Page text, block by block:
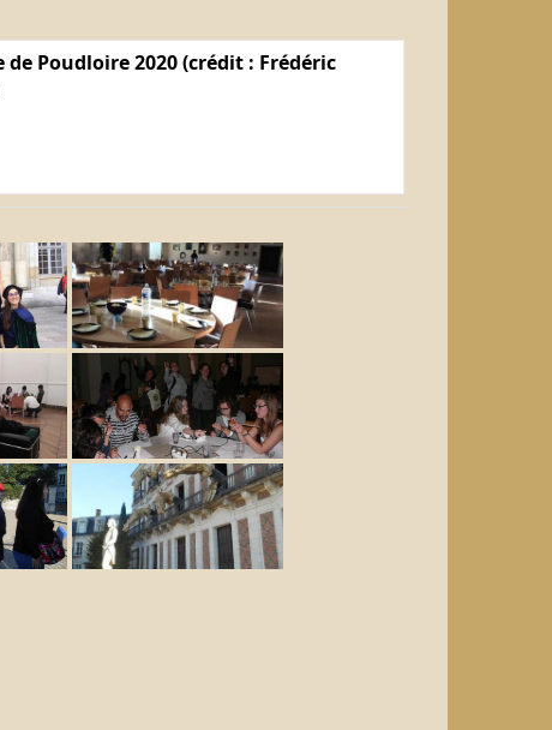
de Poudloire 2020 (crédit : Frédéric